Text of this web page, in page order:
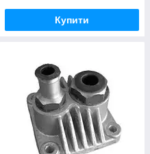
Купити